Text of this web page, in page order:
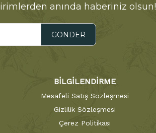
anında haberiniz olsun!
GÖNDER
BİLGİLENDİRME
Mesafeli Satış Sözleşmesi
Gizlilik Sözleşmesi
Çerez Politikası